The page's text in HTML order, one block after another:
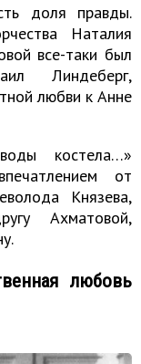
доля правды.
Наталия
все-таки был
Линдеберг,
любви к Анне
костела…»
от
Князева,
Ахматовой,
любовь